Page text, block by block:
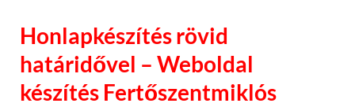
Honlapkészítés rövid
határidővel – Weboldal
készítés Fertőszentmiklós